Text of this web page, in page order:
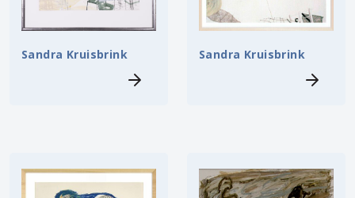
Sandra Kruisbrink Sandra Kruisbrink